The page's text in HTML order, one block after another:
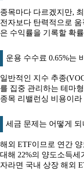
종목마다 다르겠지만,
전자보다 탄력적으로
은 수익률을 기록할 확
운용 수수료 0.65%는
일반적인 지수 추종
를 집중 관리하는 테마
종목 리밸런싱 비용이
세금 문제는 어떻게 되
해외 ETF이므로 연간
대해 22%의 양도소득
자라면 국내 상장 해외